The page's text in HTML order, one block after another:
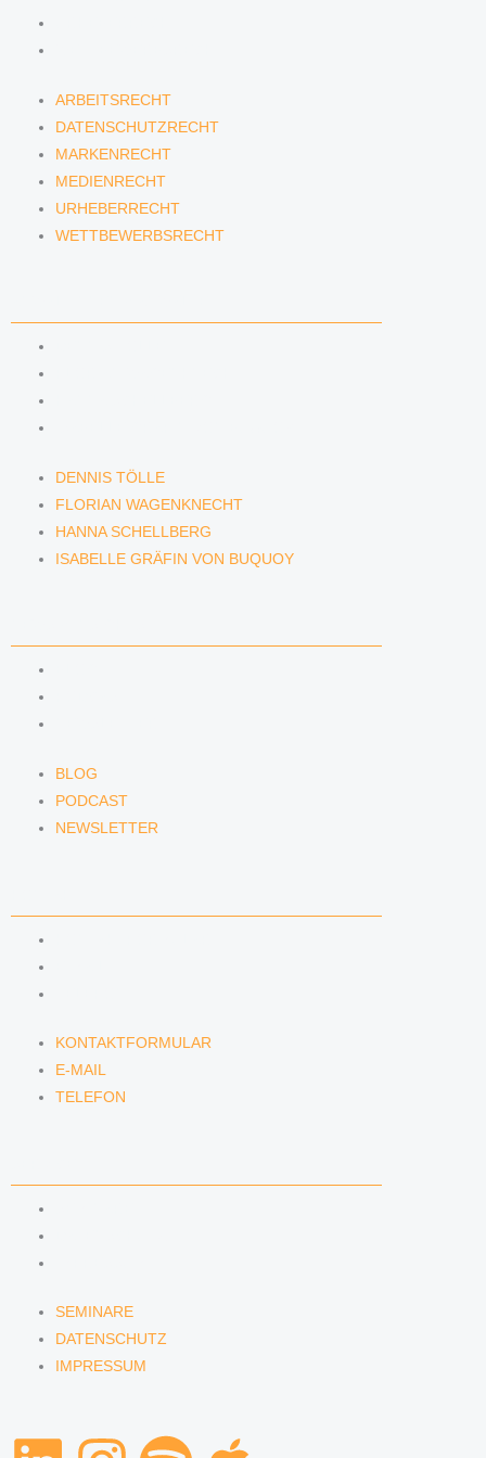
ARBEITSRECHT
DATENSCHUTZRECHT
MARKENRECHT
MEDIENRECHT
URHEBERRECHT
WETTBEWERBSRECHT
DENNIS TÖLLE
FLORIAN WAGENKNECHT
HANNA SCHELLBERG
ISABELLE GRÄFIN VON BUQUOY
BLOG
PODCAST
NEWSLETTER
KONTAKTFORMULAR
E-MAIL
TELEFON
SEMINARE
DATENSCHUTZ
IMPRESSUM
L I S A